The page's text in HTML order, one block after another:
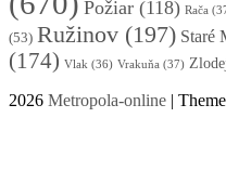
Požiar (118) Rača
(53) Ružinov (197) Staré
(174) Vlak (36) Vrakuňa (37)
2026 Metropola-online |